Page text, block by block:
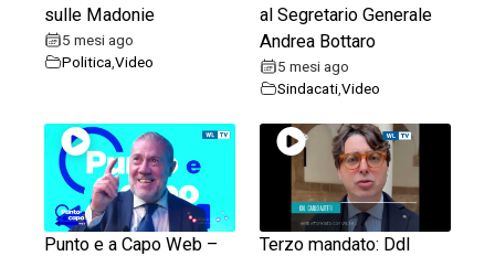
sulle Madonie
5 mesi ago
Politica Video
al Segretario Generale
Andrea Bottaro
5 mesi ago
Sindacati,Video
Punto e a Capo Web –
Terzo mandato: Ddl